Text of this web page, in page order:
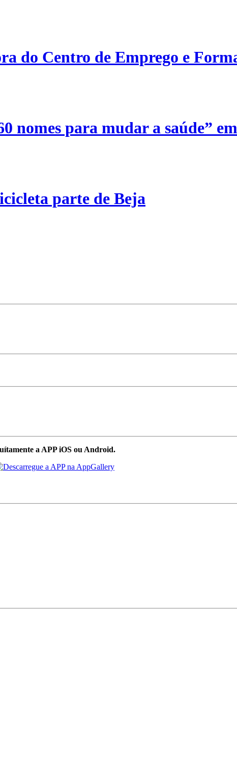
do Centro de Emprego e
nomes para mudar a saúde”
parte de Beja
a APP iOS ou Android.